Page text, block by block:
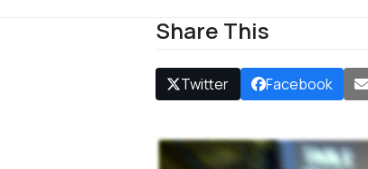
Share This
Twitter Facebook